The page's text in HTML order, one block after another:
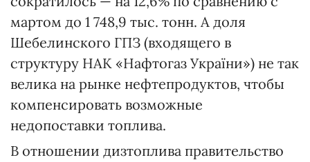
мартом до 1 748,9 тыс. тонн. А доля
Шебелинского ГПЗ (входящего в
структуру НАК «Нафтогаз України») не так
велика на рынке нефтепродуктов, чтобы
компенсировать возможные
недопоставки топлива.
В отношении дизтоплива правительство